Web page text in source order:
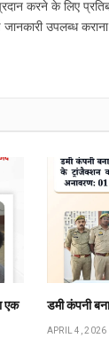
करने के लिए
उपलब्ध
एक
डमी कंपनी
APRIL 4, 2026